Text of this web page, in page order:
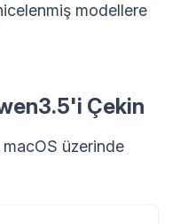
modellere
Çekin
macOS üzerinde